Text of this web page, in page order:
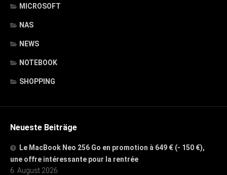
MICROSOFT
NAS
NEWS
NOTEBOOK
SHOPPING
Neueste Beiträge
Le MacBook Neo 256 Go en promotion à 649 € (- 150 €),
une offre intéressante pour la rentrée
6. August 2026